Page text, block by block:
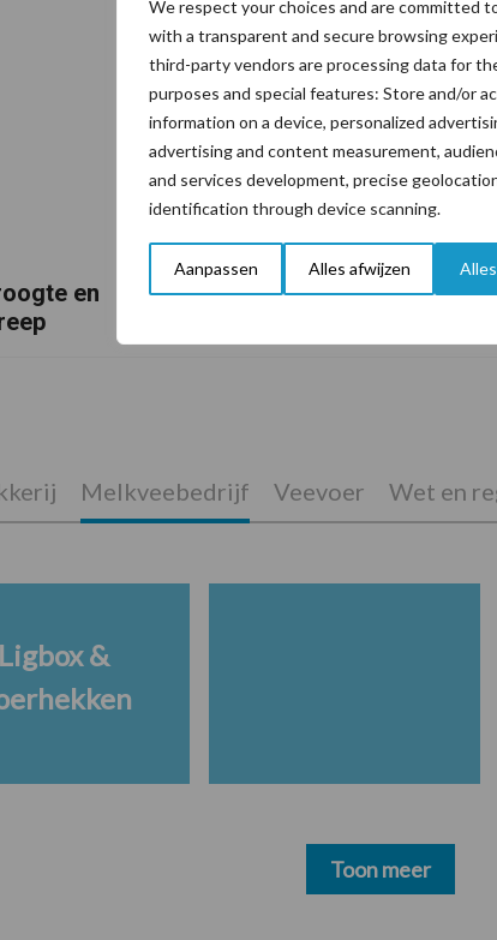
We respect your choices and are committed
with a transparent and secure browsing
third-party vendors are processing data for
purposes and special features: Store and/or
information on a device, personalized
advertising and content measurement,
and services development, precise
identification through device scanning.
Aanpassen Alles afwijzen
en
De speenhuid: een vaak
Melkveebedrijf Veevoer Wet en
Ligbox &
Toon meer